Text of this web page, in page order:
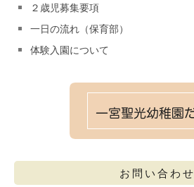
２歳児募集要項
一日の流れ（保育部）
体験入園について
お問い合わせ